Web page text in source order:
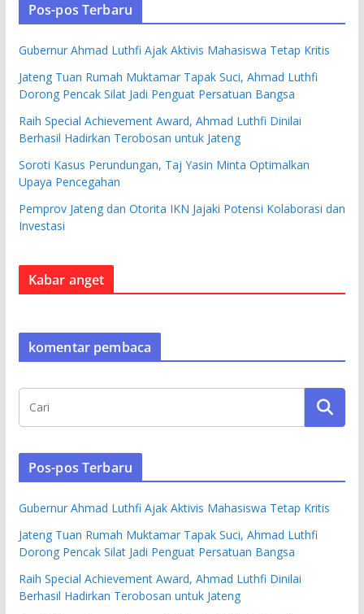
Pos-pos Terbaru
Gubernur Ahmad Luthfi Ajak Aktivis Mahasiswa Tetap Kritis
Jateng Tuan Rumah Muktamar Tapak Suci, Ahmad Luthfi
Dorong Pencak Silat Jadi Penguat Persatuan Bangsa
Raih Special Achievement Award, Ahmad Luthfi Dinilai
Berhasil Hadirkan Terobosan untuk Jateng
Soroti Kasus Perundungan, Taj Yasin Minta Optimalkan
Upaya Pencegahan
Pemprov Jateng dan Otorita IKN Jajaki Potensi Kolaborasi dan
Investasi
Kabar anget
komentar pembaca
Pos-pos Terbaru
Gubernur Ahmad Luthfi Ajak Aktivis Mahasiswa Tetap Kritis
Jateng Tuan Rumah Muktamar Tapak Suci, Ahmad Luthfi
Dorong Pencak Silat Jadi Penguat Persatuan Bangsa
Raih Special Achievement Award, Ahmad Luthfi Dinilai
Berhasil Hadirkan Terobosan untuk Jateng